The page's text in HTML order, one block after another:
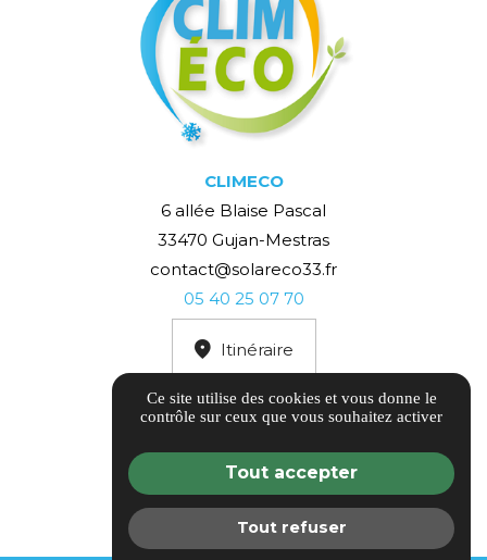
CLIMECO
6 allée Blaise Pascal
33470 Gujan-Mestras
contact@solareco33.fr
05 40 25 07 70
Itinéraire
AVIS CLIENTS
Ce site utilise des cookies et vous donne le
contrôle sur ceux que vous souhaitez activer
Tout accepter
Tout refuser